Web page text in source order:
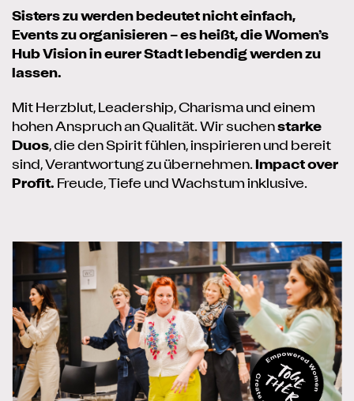
Sisters zu werden bedeutet nicht einfach,
Events zu organisieren – es heißt, die Women’s
Hub Vision in eurer Stadt lebendig werden zu
lassen.
Mit Herzblut, Leadership, Charisma und einem
hohen Anspruch an Qualität. Wir suchen starke
Duos, die den Spirit fühlen, inspirieren und bereit
sind, Verantwortung zu übernehmen.
Impact over
Profit. Freude, Tiefe und Wachstum inklusive.